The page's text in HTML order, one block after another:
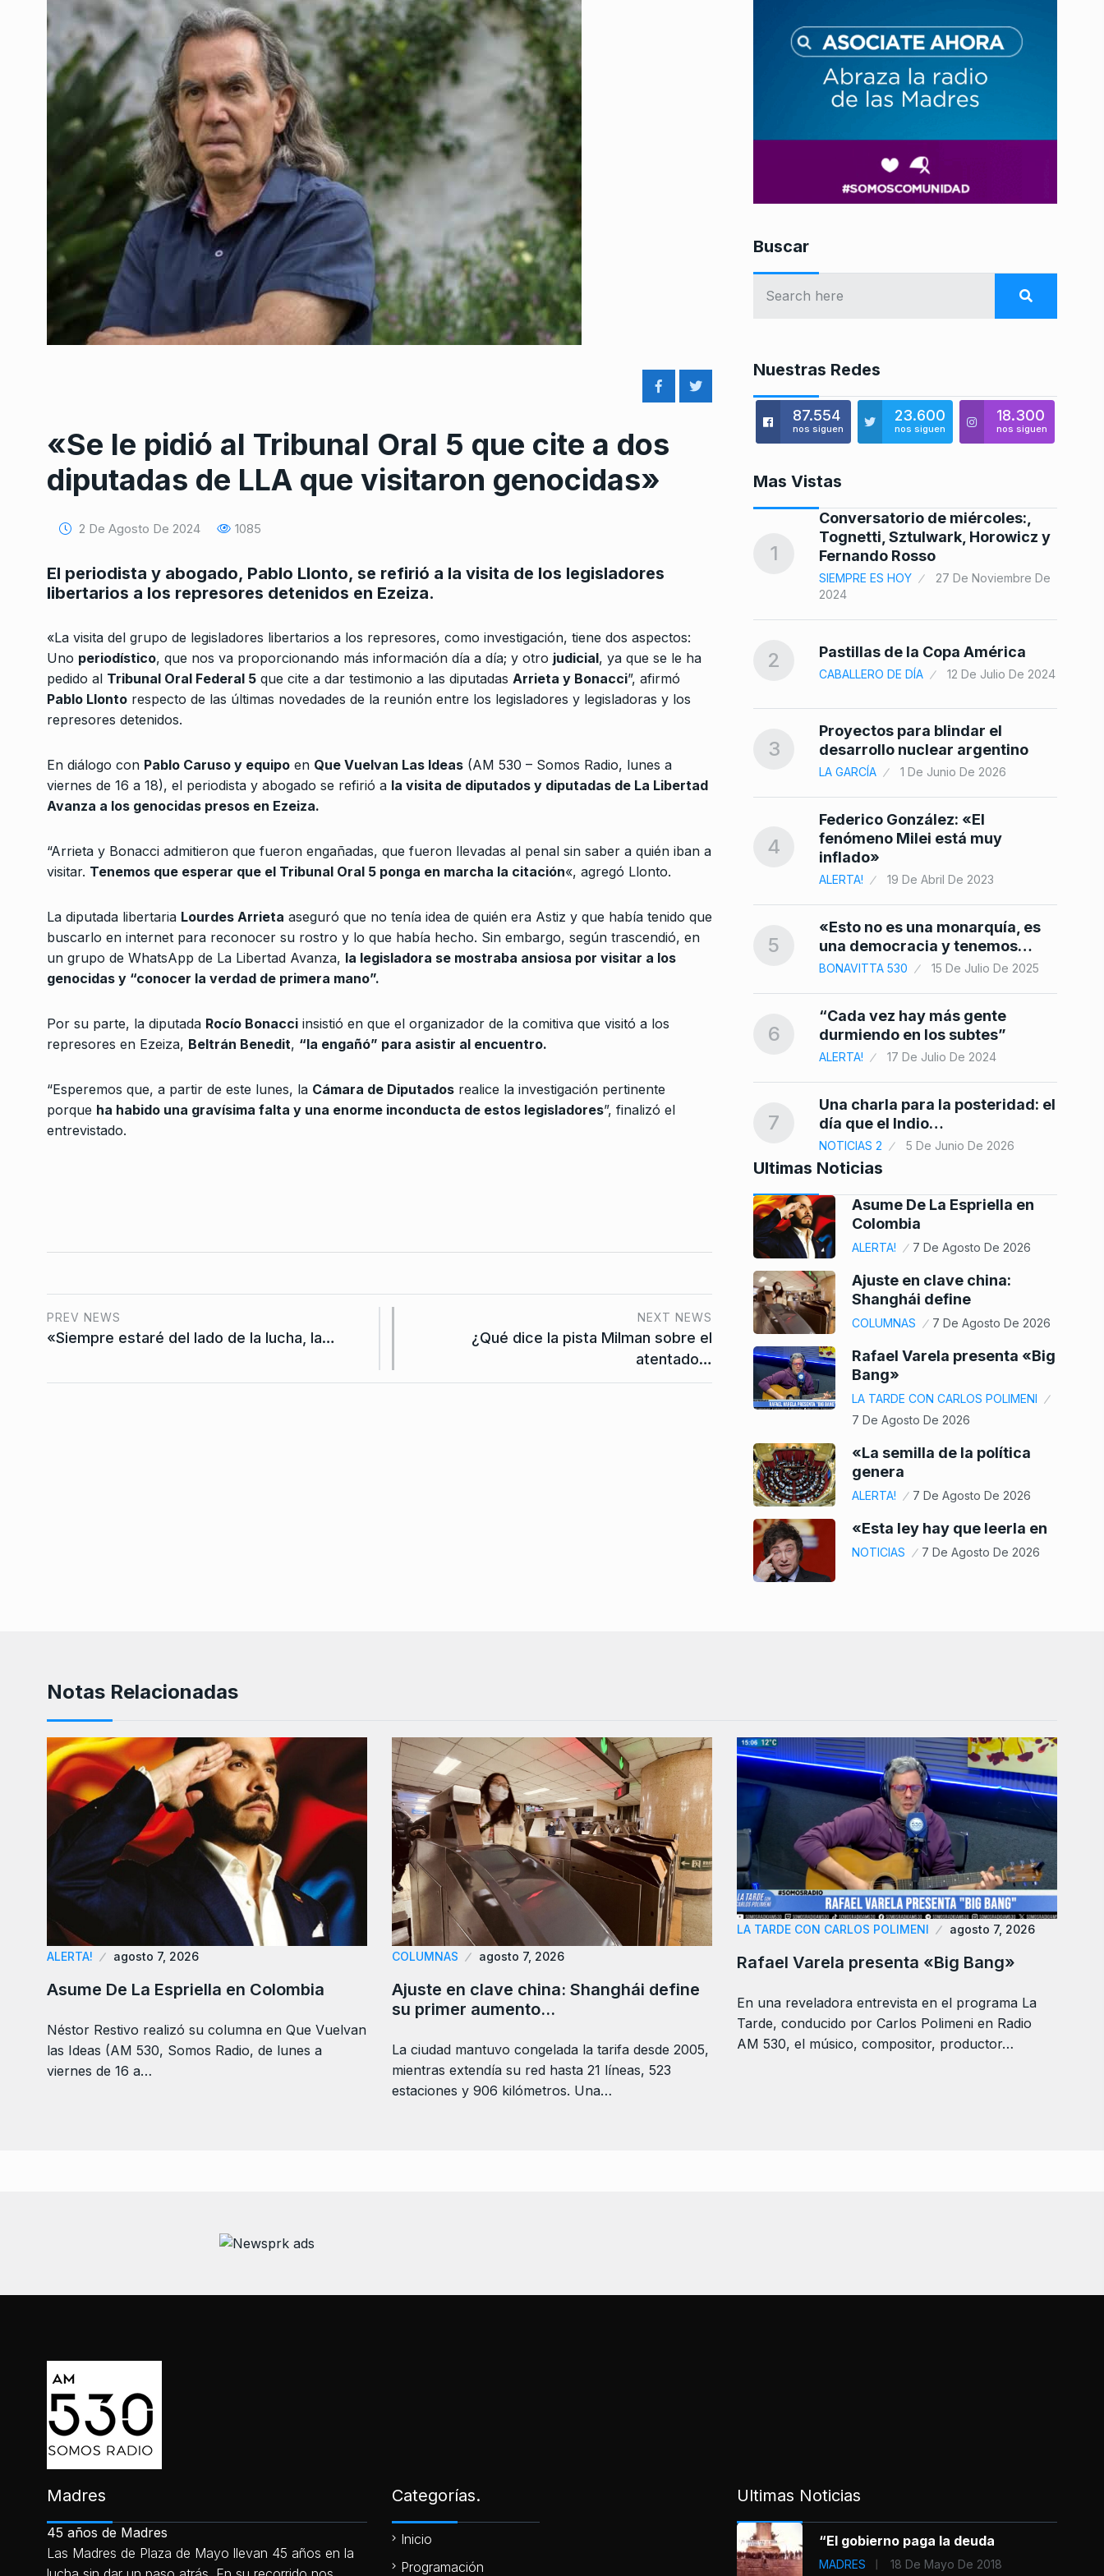
«Se le pidió al Tribunal Oral 5 que cite a dos
diputadas de LLA que visitaron genocidas»
2 De Agosto De 2024 1085
El periodista y abogado, Pablo Llonto, se refirió a la visita de los legisladores
libertarios a los represores detenidos en Ezeiza.
«La visita del grupo de legisladores libertarios a los represores, como investigación, tiene dos aspectos:
Uno periodístico, que nos va proporcionando más información día a día; y otro judicial, ya que se le ha
pedido al Tribunal Oral Federal 5 que cite a dar testimonio a las diputadas Arrieta y Bonacci”, afirmó
Pablo Llonto respecto de las últimas novedades de la reunión entre los legisladores y legisladoras y los
represores detenidos.
En diálogo con Pablo Caruso y equipo en Que Vuelvan Las Ideas (AM 530 – Somos Radio, lunes a
viernes de 16 a 18), el periodista y abogado se refirió a la visita de diputados y diputadas de La Libertad
Avanza a los genocidas presos en Ezeiza.
“Arrieta y Bonacci admitieron que fueron engañadas, que fueron llevadas al penal sin saber a quién iban a
visitar. Tenemos que esperar que el Tribunal Oral 5 ponga en marcha la citación«, agregó Llonto.
La diputada libertaria Lourdes Arrieta aseguró que no tenía idea de quién era Astiz y que había tenido que
buscarlo en internet para reconocer su rostro y lo que había hecho. Sin embargo, según trascendió, en
un grupo de WhatsApp de La Libertad Avanza, la legisladora se mostraba ansiosa por visitar a los
genocidas y “conocer la verdad de primera mano”.
Por su parte, la diputada Rocío Bonacci insistió en que el organizador de la comitiva que visitó a los
represores en Ezeiza, Beltrán Benedit, “la engañó” para asistir al encuentro.
“Esperemos que, a partir de este lunes, la Cámara de Diputados realice la investigación pertinente
porque ha habido una gravísima falta y una enorme inconducta de estos legisladores”, finalizó el
entrevistado.
PREV NEWS
«Siempre estaré del lado de la lucha, la…
NEXT NEWS
¿Qué dice la pista Milman sobre el
atentado…
Buscar
Nuestras Redes
87.554
nos siguen
23.600
nos siguen
18.300
nos siguen
Mas Vistas
Tognetti, Sztulwark, Horowicz y
SIEMPRE ES HOY
27 De Noviembre De
2024
2 Pastillas de la Copa América
CABALLERO DE DÍA 12 De Julio De 2024
LA GARCÍA 1 De Junio De 2026
4
inflado»
ALERTA! 19 De Abril De 2023
5
«Esto no es una monarquía, es
una democracia y tenemos…
15 De Julio De 2025
6
“Cada vez hay más gente
durmiendo en los subtes”
7
Una charla para la posteridad: el
ALERTA! 25 De Abril De 2023
9
más dura del industricidio de…
LA VUELTA COMPLETA
17 De Julio De
2025
ALERTA! 19 De Julio De 2024
1
Conversatorio de miércoles:,
Tognetti, Sztulwark, Horowicz y
Fernando Rosso
SIEMPRE ES HOY
27 De Noviembre De
2024
2 Pastillas de la Copa América
CABALLERO DE DÍA 12 De Julio De 2024
3
Proyectos para blindar el
desarrollo nuclear argentino
LA GARCÍA 1 De Junio De 2026
4
Federico González: «El
fenómeno Milei está muy
inflado»
ALERTA! 19 De Abril De 2023
5
«Esto no es una monarquía, es
una democracia y tenemos…
BONAVITTA 530 15 De Julio De 2025
6
“Cada vez hay más gente
durmiendo en los subtes”
ALERTA! 17 De Julio De 2024
7
Una charla para la posteridad: el
día que el Indio…
NOTICIAS 2 5 De Junio De 2026
Ultimas Noticias
Asume De La Espriella en
Colombia
ALERTA! 7 De Agosto De 2026
Ajuste en clave china:
Shanghái define
COLUMNAS 7 De Agosto De 2026
Rafael Varela presenta «Big
Bang»
LA TARDE CON CARLOS POLIMENI
7 De Agosto De 2026
«La semilla de la política
genera
ALERTA! 7 De Agosto De 2026
«Esta ley hay que leerla en
NOTICIAS 7 De Agosto De 2026
Notas Relacionadas
ALERTA! agosto 7, 2026
Asume De La Espriella en Colombia
Néstor Restivo realizó su columna en Que Vuelvan
las Ideas (AM 530, Somos Radio, de lunes a
viernes de 16 a…
COLUMNAS agosto 7, 2026
Ajuste en clave china: Shanghái define
su primer aumento…
La ciudad mantuvo congelada la tarifa desde 2005,
mientras extendía su red hasta 21 líneas, 523
estaciones y 906 kilómetros. Una…
LA TARDE CON CARLOS POLIMENI agosto 7, 2026
Rafael Varela presenta «Big Bang»
En una reveladora entrevista en el programa La
Tarde, conducido por Carlos Polimeni en Radio
AM 530, el músico, compositor, productor…
Madres
45 años de Madres
Las Madres de Plaza de Mayo llevan 45 años en la
Categorías.
Inicio
Programación
Ultimas Noticias
“El gobierno paga la deuda
MADRES 18 De Mayo De 2018